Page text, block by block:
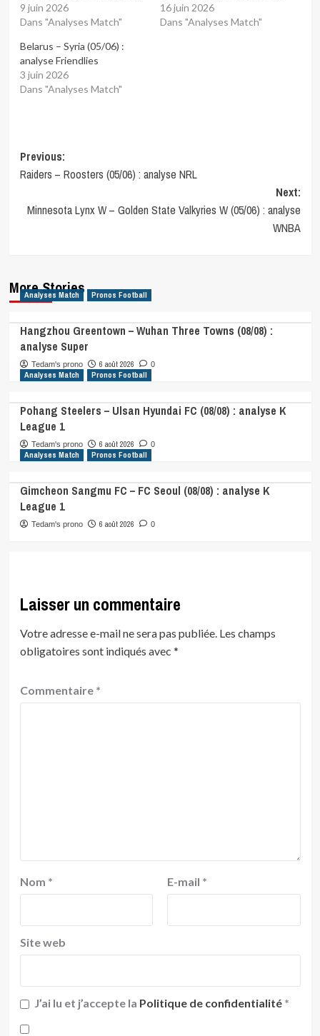
9 juin 2026
Dans "Analyses Match"
16 juin 2026
Dans "Analyses Match"
Belarus – Syria (05/06) :
analyse Friendlies
3 juin 2026
Dans "Analyses Match"
Post
navigation
Previous:
Raiders – Roosters (05/06) : analyse NRL
Next:
Minnesota Lynx W – Golden State Valkyries W (05/06) : analyse
WNBA
More Stories
Analyses Match Pronos Football
Hangzhou Greentown – Wuhan Three Towns (08/08) :
analyse Super
Tedam's prono 6 août 2026 0
Analyses Match Pronos Football
Pohang Steelers – Ulsan Hyundai FC (08/08) : analyse K
League 1
Tedam's prono 6 août 2026 0
Analyses Match Pronos Football
Gimcheon Sangmu FC – FC Seoul (08/08) : analyse K
League 1
Tedam's prono 6 août 2026 0
Laisser un commentaire
Votre adresse e-mail ne sera pas publiée. Les champs
obligatoires sont indiqués avec *
Commentaire *
Nom * E-mail *
Site web
J’ai lu et j’accepte la Politique de confidentialité *